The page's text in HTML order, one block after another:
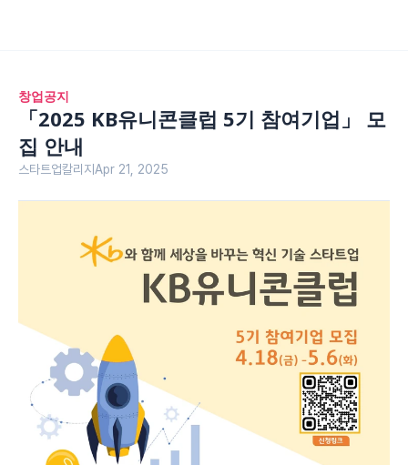
창업공지
「2025 KB유니콘클럽 5기 참여기업」 모
집 안내
스타트업칼리지 Apr 21, 2025